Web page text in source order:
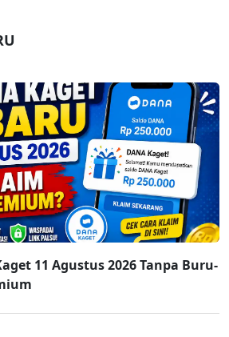
11 Agustus 2026 Tanpa Buru-